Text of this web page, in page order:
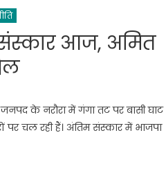
संस्कार आज, अमित
के नरौरा में गंगा तट पर बासी घाट
पर चल रही हैं। अंतिम संस्कार में भाजपा